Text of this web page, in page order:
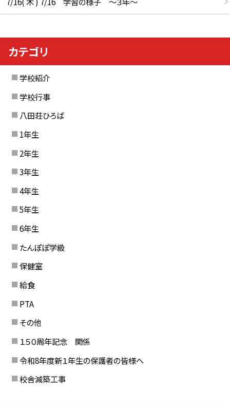
カテゴリ
学校紹介
学校行事
八田荘ひろば
1年生
2年生
3年生
4年生
5年生
6年生
たんぽぽ学級
保健室
給食
PTA
その他
１５０周年記念 関係
令和8年度新１年生の保護者の皆様へ
校舎減築工事